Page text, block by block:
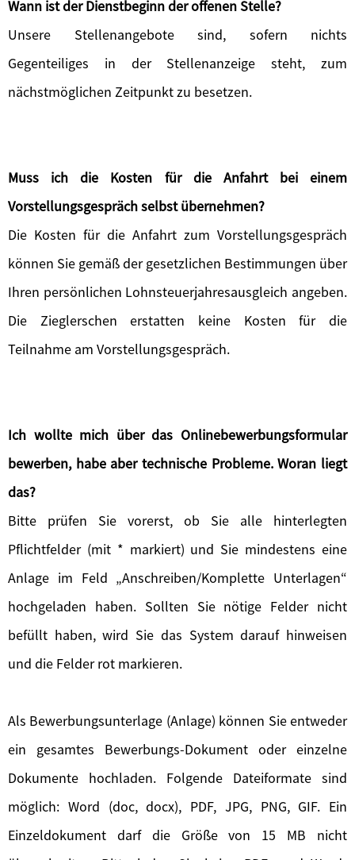
Wann ist der Dienstbeginn der offenen Stelle?
Unsere Stellenangebote sind, sofern nichts
Gegenteiliges in der Stellenanzeige steht, zum
nächstmöglichen Zeitpunkt zu besetzen.
Muss ich die Kosten für die Anfahrt bei einem
Vorstellungsgespräch selbst übernehmen?
Die Kosten für die Anfahrt zum Vorstellungsgespräch
können Sie gemäß der gesetzlichen Bestimmungen über
Ihren persönlichen Lohnsteuerjahresausgleich angeben.
Die Zieglerschen erstatten keine Kosten für die
Teilnahme am Vorstellungsgespräch.
Ich wollte mich über das Onlinebewerbungsformular
bewerben, habe aber technische Probleme. Woran liegt
das?
Bitte prüfen Sie vorerst, ob Sie alle hinterlegten
Pflichtfelder (mit * markiert) und Sie mindestens eine
Anlage im Feld „Anschreiben/Komplette Unterlagen“
hochgeladen haben. Sollten Sie nötige Felder nicht
befüllt haben, wird Sie das System darauf hinweisen
und die Felder rot markieren.
Als Bewerbungsunterlage (Anlage) können Sie entweder
ein gesamtes Bewerbungs-Dokument oder einzelne
Dokumente hochladen. Folgende Dateiformate sind
möglich: Word (doc, docx), PDF, JPG, PNG, GIF. Ein
Einzeldokument darf die Größe von 15 MB nicht